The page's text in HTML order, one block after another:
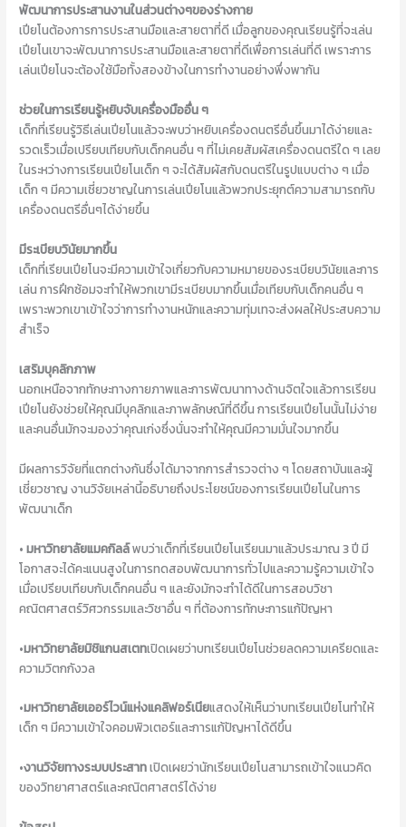
พัฒนาการประสานงานในส่วนต่างๆของร่างกาย
เปียโนต้องการการประสานมือและสายตาที่ดี เมื่อลูกของคุณเรียนรู้ที่จะเล่น
เปียโนเขาจะพัฒนาการประสานมือและสายตาที่ดีเพื่อการเล่นที่ดี เพราะการ
เล่นเปียโนจะต้องใช้มือทั้งสองข้างในการทำงานอย่างพึ่งพากัน
ช่วยในการเรียนรู้หยิบจับเครื่องมืออื่น ๆ
เด็กที่เรียนรู้วิธีเล่นเปียโนแล้วจะพบว่าหยิบเครื่องดนตรีอื่นขึ้นมาได้ง่ายและ
รวดเร็วเมื่อเปรียบเทียบกับเด็กคนอื่น ๆ ที่ไม่เคยสัมผัสเครื่องดนตรีใด ๆ เลย
ในระหว่างการเรียนเปียโนเด็ก ๆ จะได้สัมผัสกับดนตรีในรูปแบบต่าง ๆ เมื่อ
เด็ก ๆ มีความเชี่ยวชาญในการเล่นเปียโนแล้วพวกประยุกต์ความสามารถกับ
เครื่องดนตรีอื่นๆได้ง่ายขึ้น
มีระเบียบวินัยมากขึ้น
เด็กที่เรียนเปียโนจะมีความเข้าใจเกี่ยวกับความหมายของระเบียบวินัยและการ
เล่น การฝึกซ้อมจะทำให้พวกเขามีระเบียบมากขึ้นเมื่อเทียบกับเด็กคนอื่น ๆ
เพราะพวกเขาเข้าใจว่าการทำงานหนักและความทุ่มเทจะส่งผลให้ประสบความ
สำเร็จ
เสริมบุคลิกภาพ
นอกเหนือจากทักษะทางกายภาพและการพัฒนาทางด้านจิตใจแล้วการเรียน
เปียโนยังช่วยให้คุณมีบุคลิกและภาพลักษณ์ที่ดีขึ้น การเรียนเปียโนนั้นไม่ง่าย
และคนอื่นมักจะมองว่าคุณเก่งซึ่งนั่นจะทำให้คุณมีความมั่นใจมากขึ้น
มีผลการวิจัยที่แตกต่างกันซึ่งได้มาจากการสำรวจต่าง ๆ โดยสถาบันและผู้
เชี่ยวชาญ งานวิจัยเหล่านี้อธิบายถึงประโยชน์ของการเรียนเปียโนในการ
พัฒนาเด็ก
•มหาวิทยาลัยแมคกิลล์พบว่าเด็กที่เรียนเปียโนเรียนมาแล้วประมาณ 3 ปี มี
โอกาสจะได้คะแนนสูงในการทดสอบพัฒนาการทั่วไปและความรู้ความเข้าใจ
เมื่อเปรียบเทียบกับเด็กคนอื่น ๆ และยังมักจะทำได้ดีในการสอบวิชา
คณิตศาสตร์วิศวกรรมและวิชาอื่น ๆ ที่ต้องการทักษะการแก้ปัญหา
•มหาวิทยาลัยมิชิแกนสเตทเปิดเผยว่าบทเรียนเปียโนช่วยลดความเครียดและ
ความวิตกกังวล
•มหาวิทยาลัยเออร์ไวน์แห่งแคลิฟอร์เนียแสดงให้เห็นว่าบทเรียนเปียโนทำให้
เด็ก ๆ มีความเข้าใจคอมพิวเตอร์และการแก้ปัญหาได้ดีขึ้น
•งานวิจัยทางระบบประสาทเปิดเผยว่านักเรียนเปียโนสามารถเข้าใจแนวคิด
ของวิทยาศาสตร์และคณิตศาสตร์ได้ง่าย